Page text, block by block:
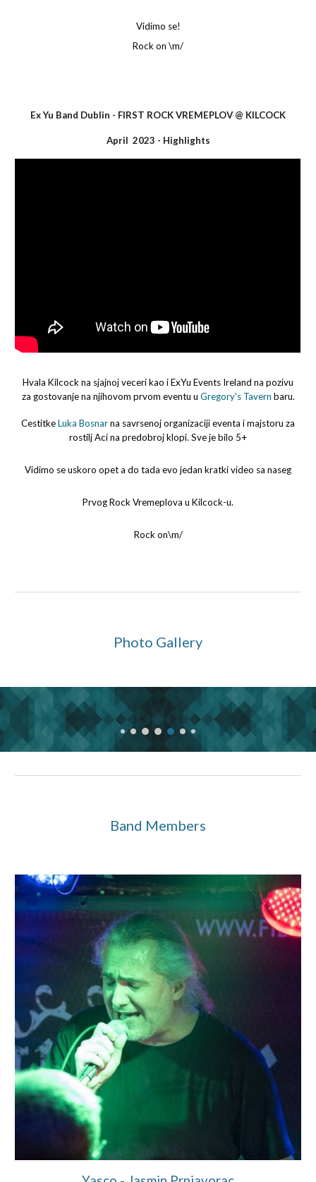
Vidimo se!
Rock on \m/
Ex Yu Band Dublin - FIRST ROCK VREMEPLOV@ KILCOCK
April 2023 - Highlights
Hvala Kilcock na sjajnoj veceri kao i ExYu Events Ireland na pozivu
za gostovanje na njihovom prvom eventu u Gregory's Tavern baru.
CestitkeLuka Bosnarna savrsenoj organizaciji eventa i majstoru za
rostilj Aci na predobroj klopi. Sve je bilo 5+
Vidimo se uskoro opet a do tada evo jedan kratki video sa naseg
Prvog Rock Vremeplova u Kilcock-u.
Rock on\m/
Photo Gallery
Band Members